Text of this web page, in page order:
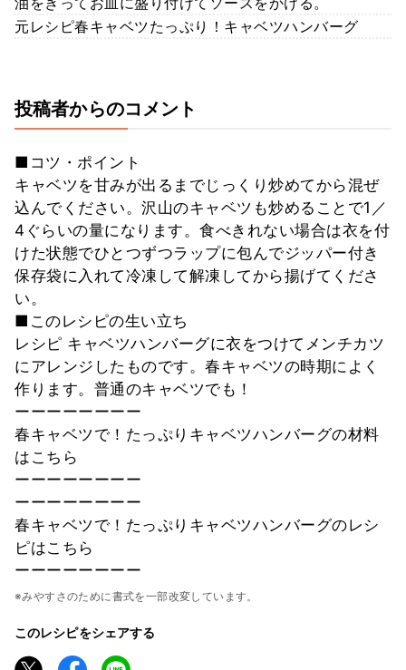
元レシピ春キャベツたっぷり！キャベツハンバーグ
投稿者からのコメント
■コツ・ポイント
キャベツを甘みが出るまでじっくり炒めてから混ぜ
込んでください。沢山のキャベツも炒めることで1／
4ぐらいの量になります。食べきれない場合は衣を付
けた状態でひとつずつラップに包んでジッパー付き
保存袋に入れて冷凍して解凍してから揚げてくださ
い。
■このレシピの生い立ち
レシピ キャベツハンバーグに衣をつけてメンチカツ
にアレンジしたものです。春キャベツの時期によく
作ります。普通のキャベツでも！
ーーーーーーーー
春キャベツで！たっぷりキャベツハンバーグの材料
はこちら
ーーーーーーーー
ーーーーーーーー
春キャベツで！たっぷりキャベツハンバーグのレシ
ピはこちら
ーーーーーーーー
※みやすさのために書式を一部改変しています。
このレシピをシェアする